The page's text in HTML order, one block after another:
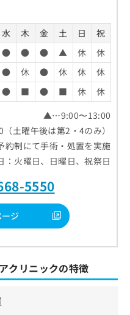
水 木 金 土 日
祝
● ● ● ▲ 休
休
● 休 ● 休 休
休
● ■ ● ■ 休
休
▲…9:00〜13:00
土曜午後は第2・4のみ）
制にて手術・処置を実施
：火曜日、日曜日、祝祭日
5550
ジ
クリニックの特徴